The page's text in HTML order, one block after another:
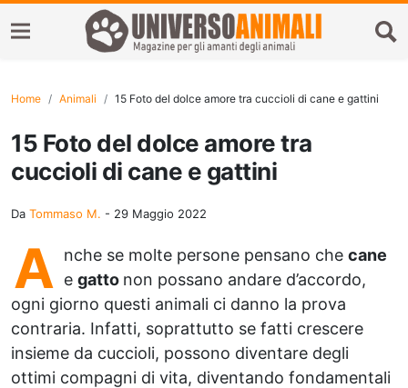
Home Animali 15 Foto del dolce amore tra cuccioli di cane e gattini
15 Foto del dolce amore tra
cuccioli di cane e gattini
Da Tommaso M. - 29 Maggio 2022
A nche se molte persone pensano che cane
e gatto non possano andare d’accordo,
ogni giorno questi animali ci danno la prova
contraria. Infatti, soprattutto se fatti crescere
insieme da cuccioli, possono diventare degli
ottimi compagni di vita, diventando fondamentali